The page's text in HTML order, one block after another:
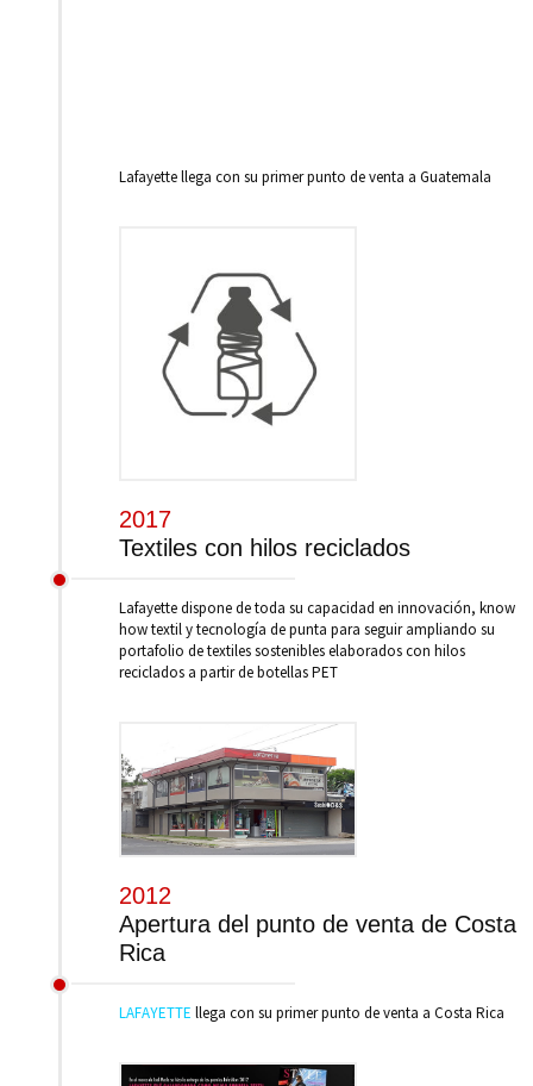
Lafayette llega con su primer punto de venta a Guatemala
2017
Textiles con hilos reciclados
Lafayette dispone de toda su capacidad en innovación, know
how textil y tecnología de punta para seguir ampliando su
portafolio de textiles sostenibles elaborados con hilos
reciclados a partir de botellas PET
2012
Apertura del punto de venta de Costa
Rica
LAFAYETTE llega con su primer punto de venta a Costa Rica